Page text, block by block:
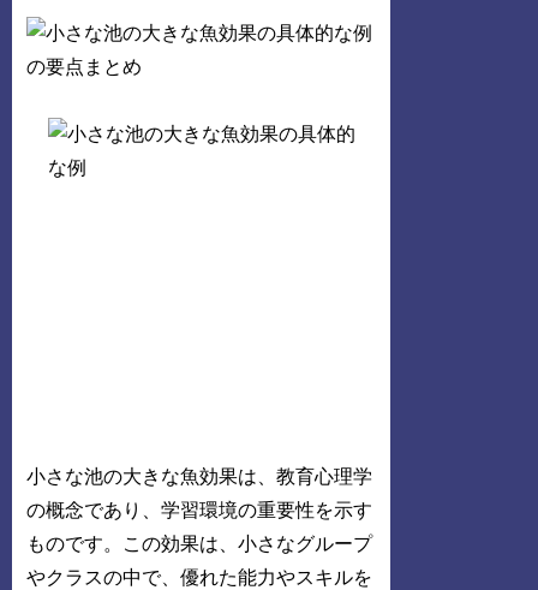
小さな池の大きな魚効果は、教育心理学
の概念であり、学習環境の重要性を示す
ものです。この効果は、小さなグループ
やクラスの中で、優れた能力やスキルを